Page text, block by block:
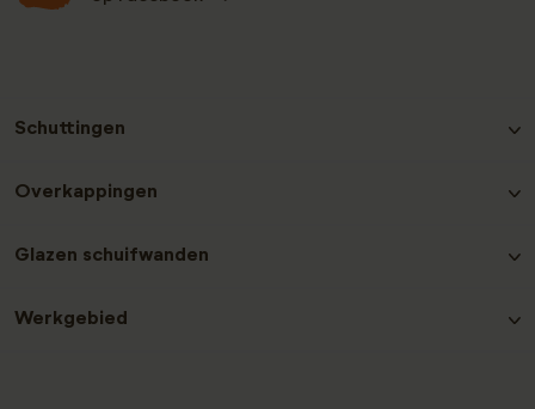
Schuttingen
Hout-beton schutting Nobifix
Hout-beton schutting Grenen Zwart
Hout-beton schutting Redwood
Overkappingen
Glazen schuifwanden
Werkgebied